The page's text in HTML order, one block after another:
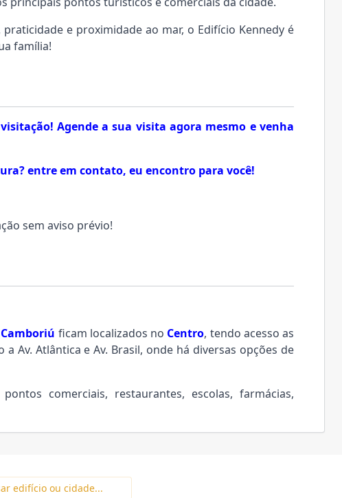
e proximidade ao mar, o Edifício Kennedy é
família!
Agende a sua visita agora mesmo e venha
entre em contato, eu encontro para você!
sem aviso prévio!
ficam localizados no Centro, tendo acesso as
Av. Atlântica e Av. Brasil, onde há diversas opções de
comerciais, restaurantes, escolas, farmácias,